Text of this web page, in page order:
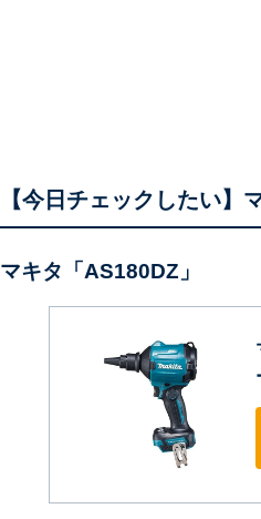
【今日チェックしたい】
マキタ「AS180DZ」